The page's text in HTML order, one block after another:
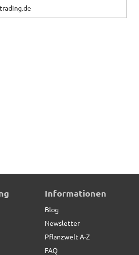
Informationen
Blog
Newsletter
Pflanzwelt A-Z
FAQ